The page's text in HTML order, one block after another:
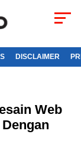
DISCLAIMER
Web